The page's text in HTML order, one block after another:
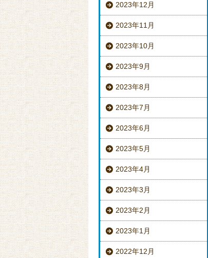
2023年12月
2023年11月
2023年10月
2023年9月
2023年8月
2023年7月
2023年6月
2023年5月
2023年4月
2023年3月
2023年2月
2023年1月
2022年12月